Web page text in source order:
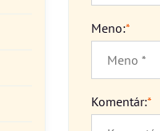
Meno:*
Komentár:*